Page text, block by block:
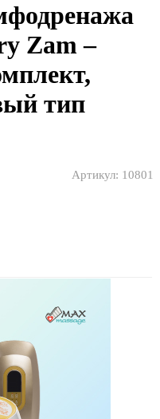
Zam –
тип
Артикул: 10801